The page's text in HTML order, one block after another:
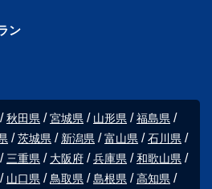
ン
秋田県 宮城県 山形県
福島県
茨城県 新潟県 富山県
石川県
三重県 大阪府 兵庫県
和歌山県
山口県 鳥取県 島根県
高知県